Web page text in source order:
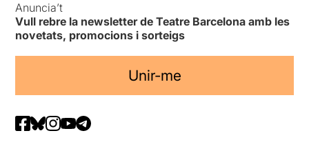
Anuncia’t
Vull rebre la newsletter de Teatre Barcelona amb les
novetats, promocions i sorteigs
Unir-me